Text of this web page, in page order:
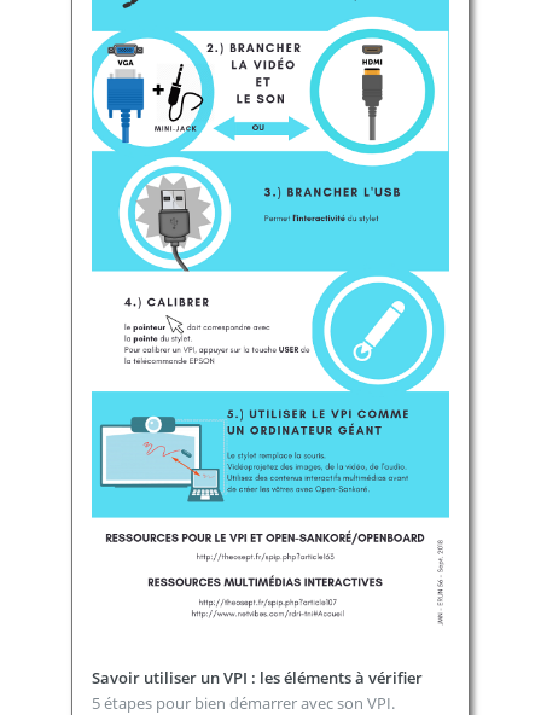
Savoir utiliser un VPI : les éléments à vérifier
5 étapes pour bien démarrer avec son VPI.